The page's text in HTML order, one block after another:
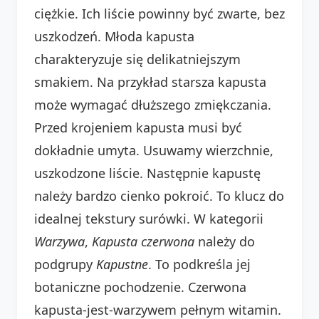
ciężkie. Ich liście powinny być zwarte, bez
uszkodzeń. Młoda kapusta
charakteryzuje się delikatniejszym
smakiem. Na przykład starsza kapusta
może wymagać dłuższego zmiękczania.
Przed krojeniem kapusta musi być
dokładnie umyta. Usuwamy wierzchnie,
uszkodzone liście. Następnie kapustę
należy bardzo cienko pokroić. To klucz do
idealnej tekstury surówki. W kategorii
Warzywa, Kapusta czerwona należy do
podgrupy Kapustne. To podkreśla jej
botaniczne pochodzenie. Czerwona
kapusta-jest-warzywem pełnym witamin.